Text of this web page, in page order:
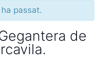
passat.
de